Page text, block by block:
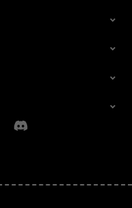
Discord